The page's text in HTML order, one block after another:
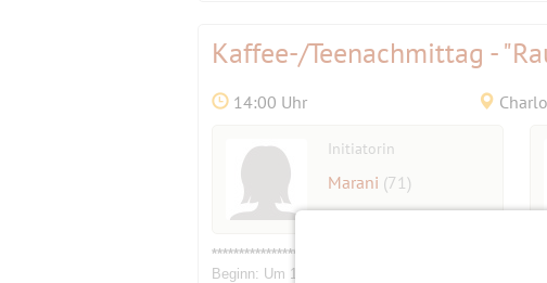
Kaffee-/Teenachmittag -
14:00 Uhr
Initiatorin
Marani (71)
****************
** Ein
Beginn: Um 14:00 Uhr Ende: ..:.. Kosten: Die